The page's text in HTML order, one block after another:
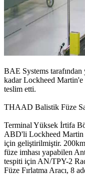
BAE Systems tarafından
kadar Lockheed Martin'e
teslim etti.
THAAD Balistik Füze
Terminal Yüksek İrtifa
ABD'li Lockheed Martin
için geliştirilmiştir.
füze imhası yapabilen
tespiti için AN/TPY-2
Füze Fırlatma Aracı, 8